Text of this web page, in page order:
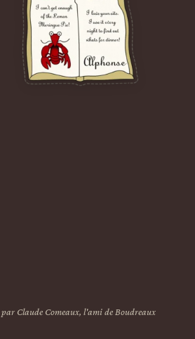
Claude Comeaux, l'ami de Boudreaux